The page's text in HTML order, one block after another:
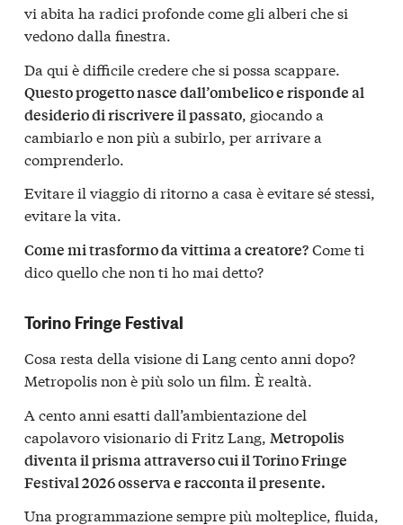
vi abita ha radici profonde come gli alberi che si
vedono dalla finestra.
Da qui è difficile credere che si possa scappare.
Questo progetto nasce dall’ombelico e risponde al
desiderio di riscrivere il passato, giocando a
cambiarlo e non più a subirlo, per arrivare a
comprenderlo.
Evitare il viaggio di ritorno a casa è evitare sé stessi,
evitare la vita.
Come mi trasformo da vittima a creatore?Come ti
dico quello che non ti ho mai detto?
Torino Fringe Festival
Cosa resta della visione di Lang cento anni dopo?
Metropolis non è più solo un film. È realtà.
A cento anni esatti dall’ambientazione del
capolavoro visionario di Fritz Lang, Metropolis
diventa il prisma attraverso cui il Torino Fringe
Festival 2026 osserva e racconta il presente.
Una programmazione sempre più molteplice, fluida,